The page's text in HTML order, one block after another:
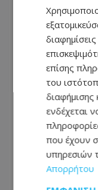
Στην
46χρονη
Marfin
επίσης
του
διαφήμισης
ενδέχεται
που έχουν
υπηρεσιών
Απορρήτου